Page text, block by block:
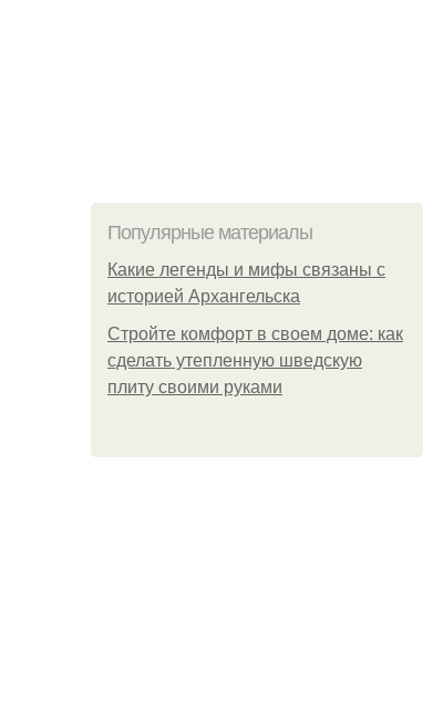
Популярные материалы
Какие легенды и мифы связаны с
историей Архангельска
Стройте комфорт в своем доме: как
сделать утепленную шведскую
плиту своими руками